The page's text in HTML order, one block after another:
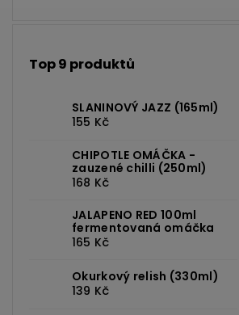
Top 9 produktů
SLANINOVÝ JAZZ (165ml)
155 Kč
CHIPOTLE OMÁČKA -
zauzené chilli (250ml)
168 Kč
JALAPENO RED 100ml
fermentovaná omáčka
165 Kč
Okurkový relish (330ml)
139 Kč